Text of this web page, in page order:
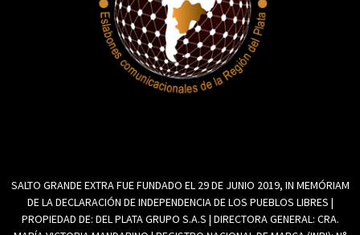
SALTO GRANDE EXTRA FUE FUNDADO EL 29 DE JUNIO 2019, IN MEMÓRIAM
DE LA DECLARACIÓN DE INDEPENDENCIA DE LOS PUEBLOS LIBRES |
PROPIEDAD DE: DEL PLATA GRUPO S.A.S | DIRECTORA GENERAL: CRA.